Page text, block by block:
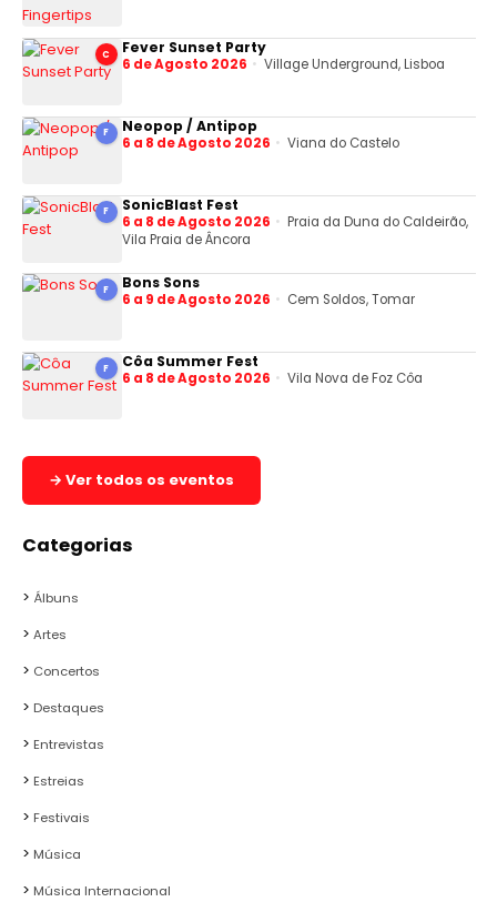
C Fever Sunset Party
6 de Agosto 2026 Village Underground, Lisboa
F Neopop / Antipop
6 a 8 de Agosto 2026 Viana do Castelo
F SonicBlast Fest
6 a 8 de Agosto 2026
Praia da Duna do Caldeirão,
Vila Praia de Âncora
F Bons Sons
6 a 9 de Agosto 2026 Cem Soldos, Tomar
F Côa Summer Fest
6 a 8 de Agosto 2026 Vila Nova de Foz Côa
→ Ver todos os eventos
Categorias
Álbuns
Artes
Concertos
Destaques
Entrevistas
Estreias
Festivais
Música
Música Internacional